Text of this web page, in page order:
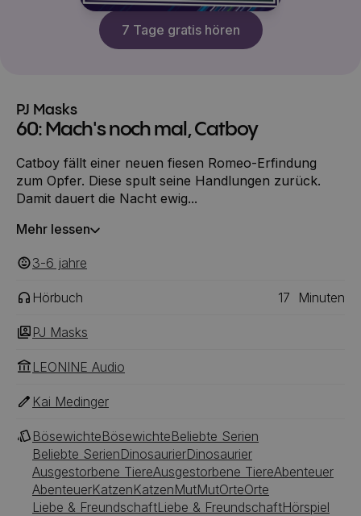
7 Tage gratis hören
PJ Masks
60: Mach's noch mal, Catboy
Catboy fällt einer neuen fiesen Romeo-Erfindung
zum Opfer. Diese spult seine Handlungen zurück.
Damit dauert die Nacht ewig...
Mehr lessen
3-6 ‎‎ jahre
Hörbuch 17 Minuten
PJ Masks
LEONINE Audio
Kai Medinger
BösewichteBösewichteBeliebte Serien
Beliebte SerienDinosaurierDinosaurier
Ausgestorbene TiereAusgestorbene TiereAbenteuer
AbenteuerKatzenKatzenMutMutOrteOrte
Liebe & FreundschaftLiebe & FreundschaftHörspiel